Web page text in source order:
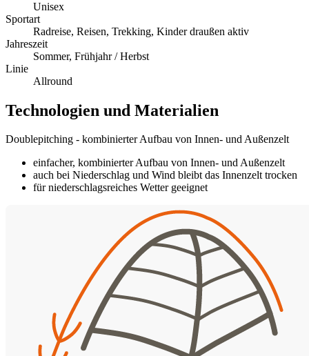
Unisex
Sportart
Radreise, Reisen, Trekking, Kinder draußen aktiv
Jahreszeit
Sommer, Frühjahr / Herbst
Linie
Allround
Technologien und Materialien
Doublepitching - kombinierter Aufbau von Innen- und Außenzelt
einfacher, kombinierter Aufbau von Innen- und Außenzelt
auch bei Niederschlag und Wind bleibt das Innenzelt trocken
für niederschlagsreiches Wetter geeignet